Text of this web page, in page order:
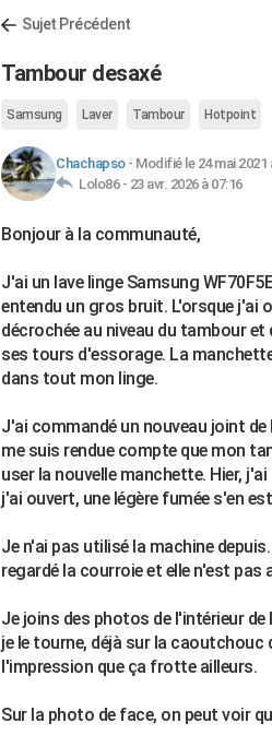
Sujet Précédent
Tambour desaxé
Samsung Laver Tambour Hotpoint
Chachapso- Modifié le 24 mai 2021
Lolo86 - 23 avr. 2026 à 07:16
Bonjour à la communauté,
J'ai un lave linge Samsung
entendu un gros bruit. L'orsque j'ai
décrochée au niveau du tambour
ses tours d'essorage. La
dans tout mon linge.
J'ai commandé un nouveau joint
me suis rendue compte que mon
user la nouvelle manchette. Hier,
j'ai ouvert, une légère fumée s'en
Je n'ai pas utilisé la machine
regardé la courroie et elle n'est
Je joins des photos de l'intérieur
je le tourne, déjà sur la
l'impression que ça frotte ailleurs.
Sur la photo de face, on peut voir